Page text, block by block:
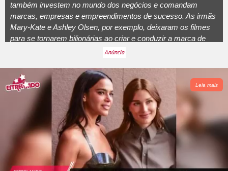
também investem no mundo dos negócios e comandam
marcas, empresas e empreendimentos de sucesso. As irmãs
Mary-Kate e Ashley Olsen, por exemplo, deixaram os filmes
para se tornarem bilionárias ao criar e conduzir a marca de
. Não é para qualquer um, não é?
e construíram verdadeiros impérios fora dos palcos e das
telas:
Leia mais